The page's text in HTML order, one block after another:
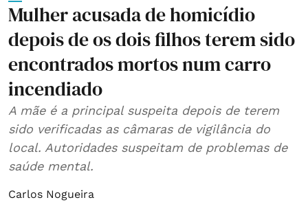
Mulher acusada de homicídio
depois de os dois filhos terem sido
encontrados mortos num carro
incendiado
A mãe é a principal suspeita depois de terem
sido verificadas as câmaras de vigilância do
local. Autoridades suspeitam de problemas de
saúde mental.
Carlos Nogueira